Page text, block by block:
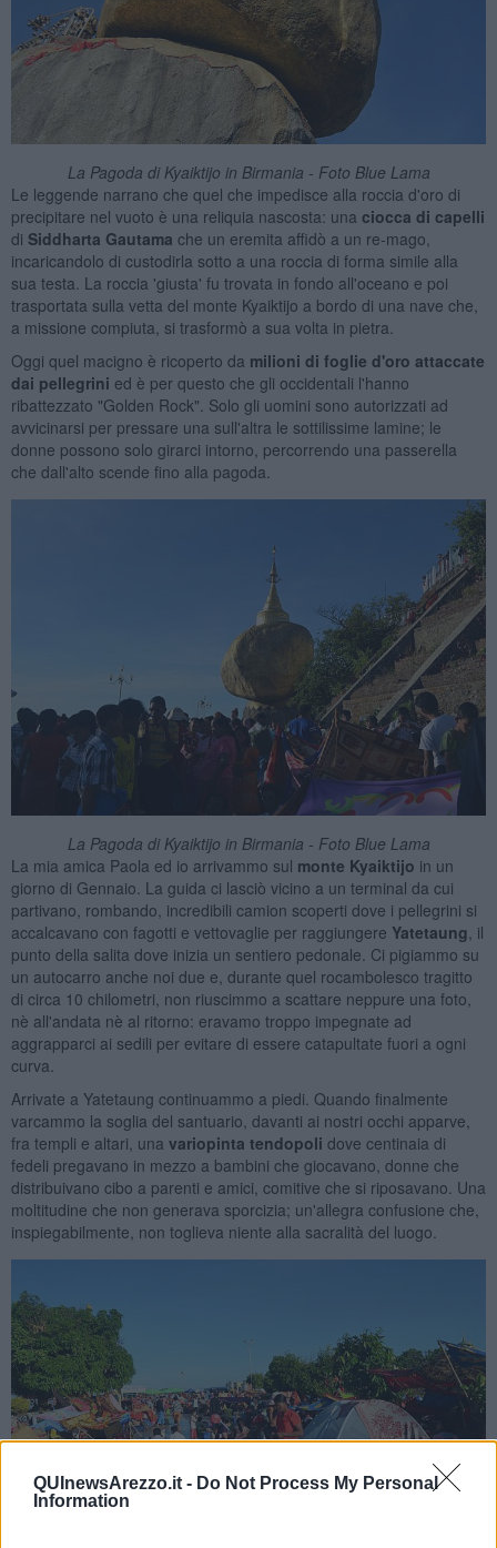
QUInewsArezzo.it - Do Not Process My Personal
Information
La Pagoda di Kyaiktijo in Birmania - Foto Blue Lama
Le leggende narrano che quel che impedisce alla roccia d'oro di
precipitare nel vuoto è una reliquia nascosta: una ciocca di capelli
di Siddharta Gautama che un eremita affidò a un re-mago,
incaricandolo di custodirla sotto a una roccia di forma simile alla
sua testa. La roccia 'giusta' fu trovata in fondo all'oceano e poi
trasportata sulla vetta del monte Kyaiktijo a bordo di una nave che,
a missione compiuta, si trasformò a sua volta in pietra.
Oggi quel macigno è ricoperto da milioni di foglie d'oro attaccate
dai pellegrini ed è per questo che gli occidentali l'hanno
ribattezzato "Golden Rock". Solo gli uomini sono autorizzati ad
avvicinarsi per pressare una sull'altra le sottilissime lamine; le
donne possono solo girarci intorno, percorrendo una passerella
che dall'alto scende fino alla pagoda.
La Pagoda di Kyaiktijo in Birmania - Foto Blue Lama
La mia amica Paola ed io arrivammo sul monte Kyaiktijo in un
giorno di Gennaio. La guida ci lasciò vicino a un terminal da cui
partivano, rombando, incredibili camion scoperti dove i pellegrini si
accalcavano con fagotti e vettovaglie per raggiungere Yatetaung , il
punto della salita dove inizia un sentiero pedonale. Ci pigiammo su
un autocarro anche noi due e, durante quel rocambolesco tragitto
di circa 10 chilometri, non riuscimmo a scattare neppure una foto,
nè all'andata nè al ritorno: eravamo troppo impegnate ad
aggrapparci ai sedili per evitare di essere catapultate fuori a ogni
curva.
Arrivate a Yatetaung continuammo a piedi. Quando finalmente
varcammo la soglia del santuario, davanti ai nostri occhi apparve,
fra templi e altari, una variopinta tendopoli dove centinaia di
fedeli pregavano in mezzo a bambini che giocavano, donne che
distribuivano cibo a parenti e amici, comitive che si riposavano. Una
moltitudine che non generava sporcizia; un'allegra confusione che,
inspiegabilmente, non toglieva niente alla sacralità del luogo.